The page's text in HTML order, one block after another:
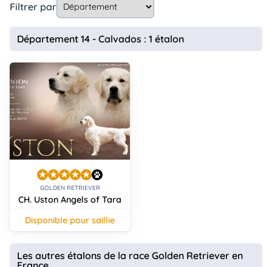
Assurances
Connexion
Filtrer par
Département 14 - Calvados : 1 étalon
GOLDEN RETRIEVER
CH. Uston Angels of Tara
disponible pour saillie
Les autres étalons de la race Golden Retriever en